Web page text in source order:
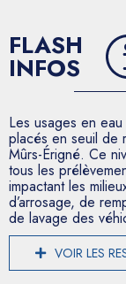
FLASH
INFOS
Les usages en
placés en seuil de
Mûrs-Érigné. Ce
tous les
impactant les
d’arrosage, de
de lavage des
VOIR LES